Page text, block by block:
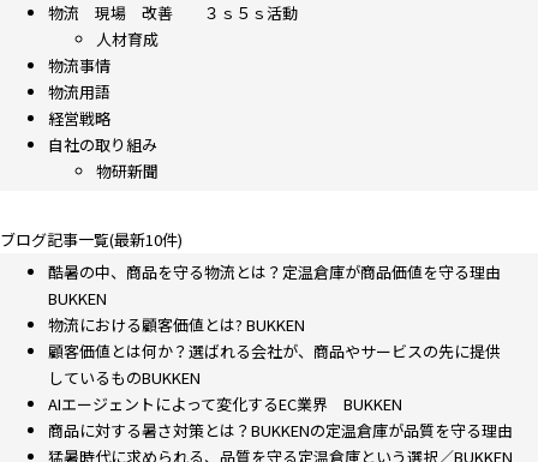
物流 現場 改善 ３ｓ５ｓ活動
人材育成
物流事情
物流用語
経営戦略
自社の取り組み
物研新聞
ブログ記事一覧(最新10件)
酷暑の中、商品を守る物流とは？定温倉庫が商品価値を守る理由
BUKKEN
物流における顧客価値とは? BUKKEN
顧客価値とは何か？選ばれる会社が、商品やサービスの先に提供
しているものBUKKEN
AIエージェントによって変化するEC業界 BUKKEN
商品に対する暑さ対策とは？BUKKENの定温倉庫が品質を守る理由
猛暑時代に求められる、品質を守る定温倉庫という選択／BUKKEN